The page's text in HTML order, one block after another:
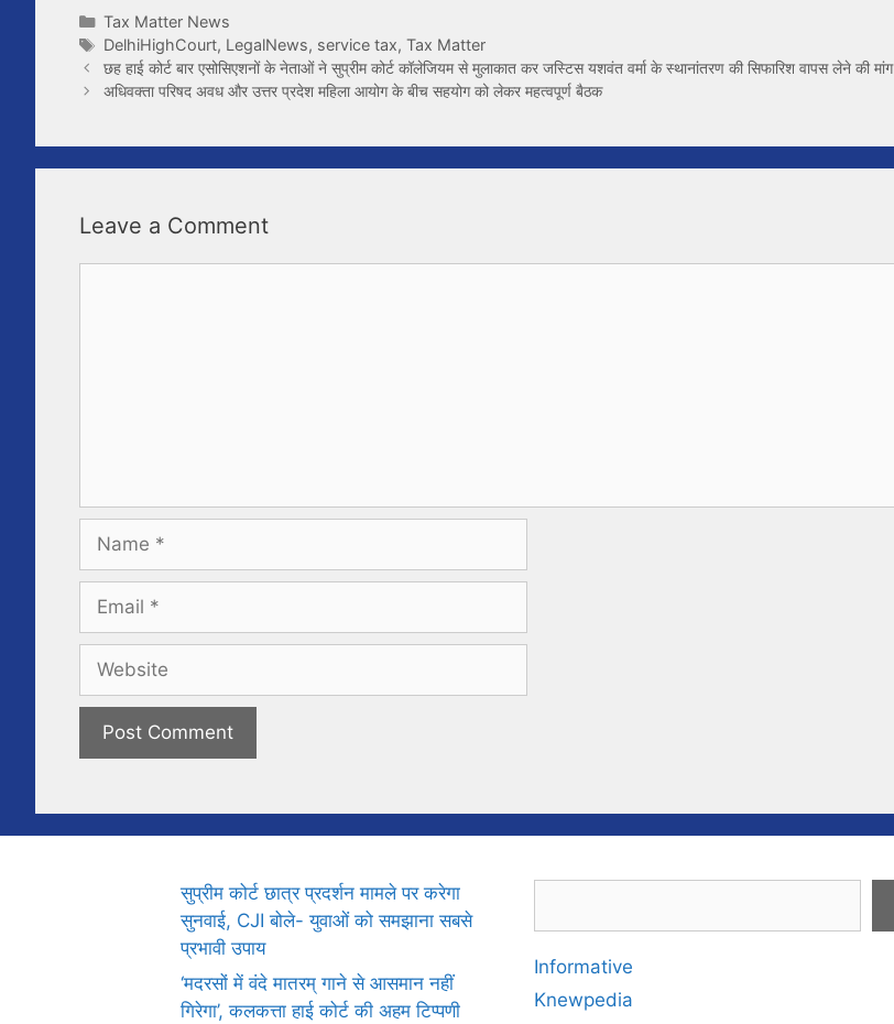
Categories
Tax Matter News
Tags
DelhiHighCourt, LegalNews, service tax, Tax Matter
छह हाई कोर्ट बार एसोसिएशनों के नेताओं ने सुप्रीम कोर्ट कॉलेजियम से मुलाकात कर जस्टिस यशवंत वर्मा के स्थानांतरण की सिफारिश वापस लेने की मांग
अधिवक्ता परिषद अवध और उत्तर प्रदेश महिला आयोग के बीच सहयोग को लेकर महत्वपूर्ण बैठक
Leave a Comment
Name
Email
Website
सुप्रीम कोर्ट छात्र प्रदर्शन मामले पर करेगा
सुनवाई, CJI बोले- युवाओं को समझाना सबसे
प्रभावी उपाय
‘मदरसों में वंदे मातरम् गाने से आसमान नहीं
गिरेगा’, कलकत्ता हाई कोर्ट की अहम टिप्पणी
Informative
Knewpedia